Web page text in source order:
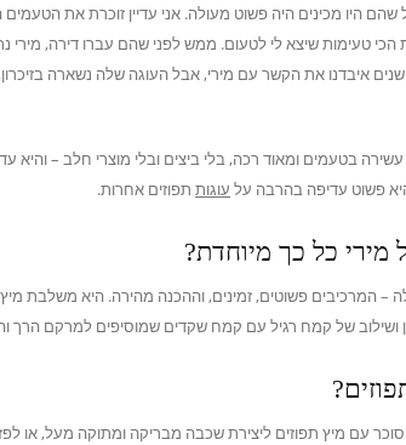
שהם היו מכינים היה פשוט מעולה. אני עדיין זוכרת את
טעימות שיצא לי לטעום. ממש לפני שהם עברו דירה, מירי
איבדנו את הקשר עם מירי, אבל העוגה שלה נשארה
בטעמים ומאוד רכה, בלי ביצים ובלי מוצרי חלב – והיא
פשוט עדיפה בהרבה על עוגות תפוזים אחרות.
כל כך מיוחדת?
– המרכיבים פשוטים, זמינים, וההכנה מהירה. היא משלבת
ושילוב של קמח רגיל עם קמח שקדים שמוסיפים למרקם הרך
עם מיץ תפוזים ליצירת שכבה מבריקה ומתוקה מעל, או